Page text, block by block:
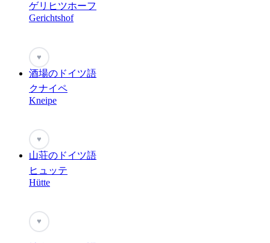
ゲリヒツホーフ
Gerichtshof
♥
酒場のドイツ語
クナイペ
Kneipe
♥
山荘のドイツ語
ヒュッテ
Hütte
♥